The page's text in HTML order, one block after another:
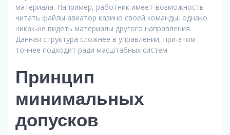
материала. Например, работник имеет-возможность
читать файлы авиатор казино своей команды, однако
никак-не видеть материалы другого направления.
Данная структура сложнее в управлении, при-этом
точнее подходит ради масштабных систем.
Принцип
минимальных
допусков